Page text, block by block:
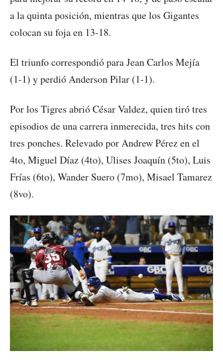
a la quinta posición, mientras que los Gigantes
colocan su foja en 13-18.
El triunfo correspondió para Jean Carlos Mejía
(1-1) y perdió Anderson Pilar (1-1).
Por los Tigres abrió César Valdez, quien tiró tres
episodios de una carrera inmerecida, tres hits con
tres ponches. Relevado por Andrew Pérez en el
4to, Miguel Díaz (4to), Ulises Joaquín (5to), Luis
Frías (6to), Wander Suero (7mo), Misael Tamarez
(8vo).